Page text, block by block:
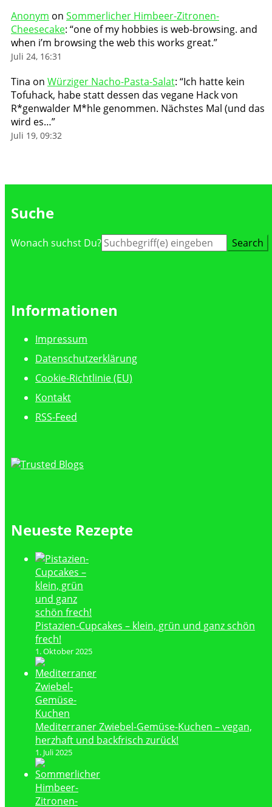
Anonym on Sommerlicher Himbeer-Zitronen-
Cheesecake: “one of my hobbies is web-browsing. and
when i’m browsing the web this works great.”
Juli 24, 16:31
Tina on Würziger Nacho-Pasta-Salat: “Ich hatte kein
Tofuhack, habe statt dessen das vegane Hack von
R*genwalder M*hle genommen. Nächstes Mal (und das
wird es…”
Juli 19, 09:32
Suche
Suche
Wonach suchst Du?
Informationen
Impressum
Datenschutzerklärung
Cookie-Richtlinie (EU)
Kontakt
RSS-Feed
Neueste Rezepte
Pistazien-Cupcakes – klein, grün und ganz schön
frech!
1. Oktober 2025
Mediterraner Zwiebel-Gemüse-Kuchen – vegan,
herzhaft und backfrisch zurück!
1. Juli 2025